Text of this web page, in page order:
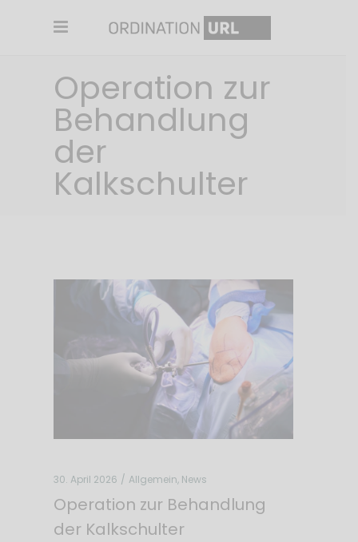
Operation zur
Behandlung
der
Kalkschulter
30. April 2026 Allgemein, News
Operation zur Behandlung
der Kalkschulter